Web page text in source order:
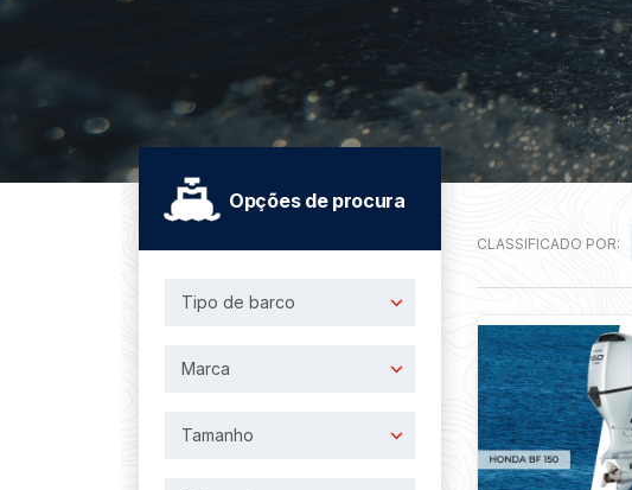
Opções de procura
Tipo de barco
Marca
Tamanho
CLASSIFICADO POR: